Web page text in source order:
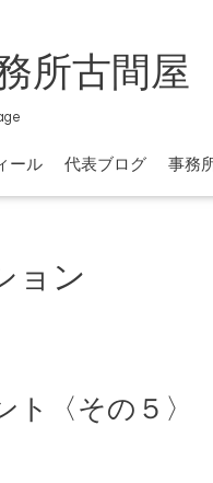
所古間屋
ール 代表ブログ 事務
ョン
ト〈その５〉